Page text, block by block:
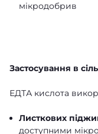
мікродобрив
Застосування в
ЕДТА кислота
Листкових
доступними